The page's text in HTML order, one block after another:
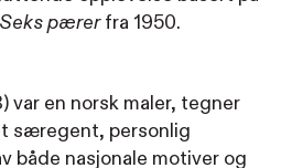
Seks pærerfra 1950.
var en norsk maler, tegner
særegent, personlig
både nasjonale motiver og